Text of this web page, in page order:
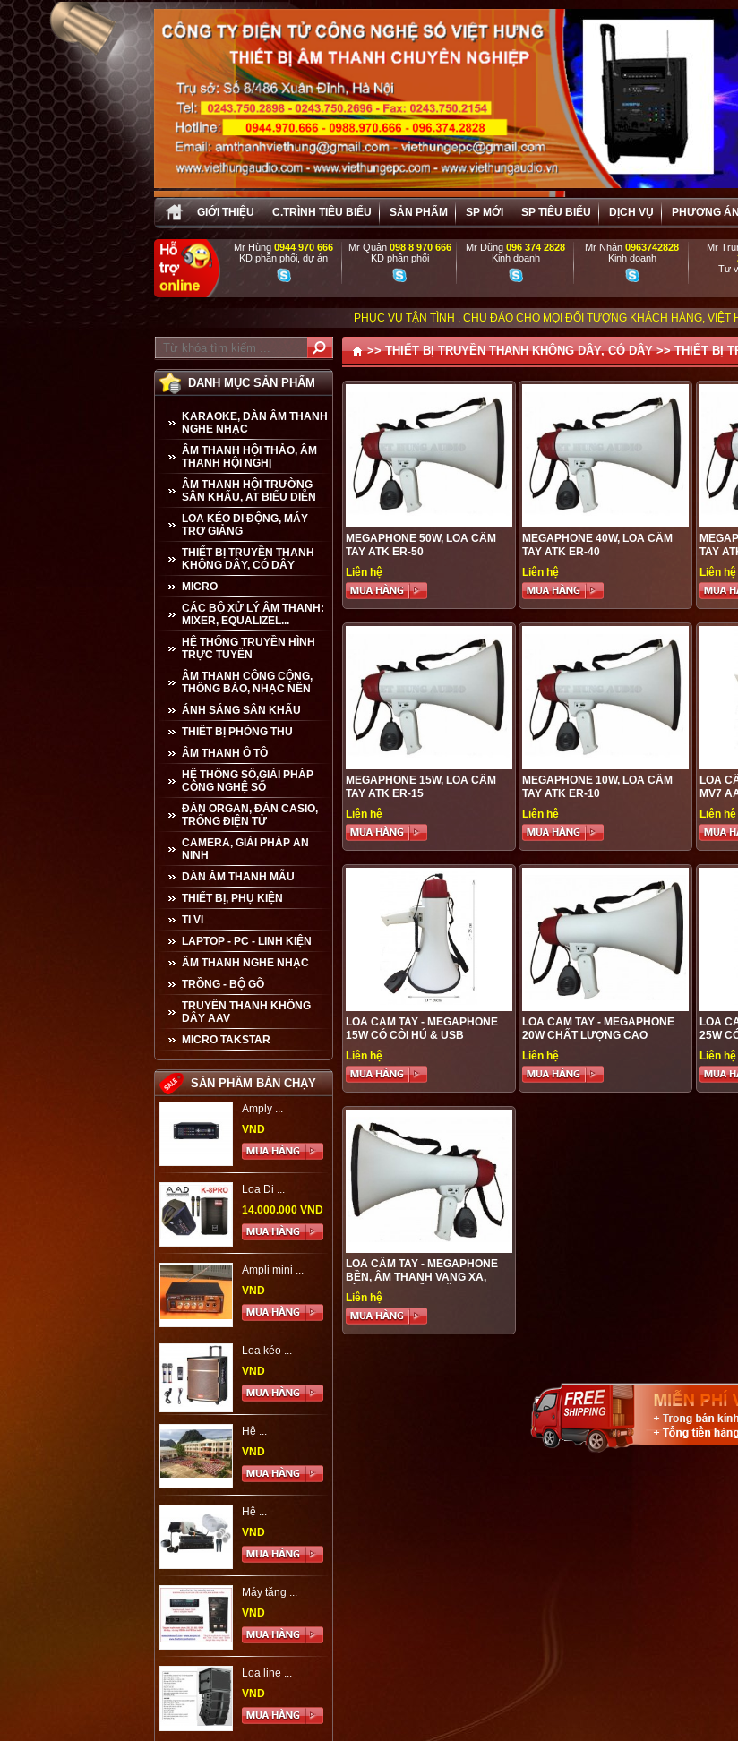
GIỚI THIỆU C.TRÌNH TIÊU BIỂU SẢN PHẨM SP MỚI SP TIÊU BIỂU DỊCH VỤ PHƯƠNG
Mr Hùng0944 970 666
KD phân phối, dự án
Mr Quân 098 8 970 666
KD phân phối
Mr Dũng096 374 2828
Kinh doanh
Mr Nhân0963742828
Kinh doanh
Mr
Tư
PHỤC VỤ TẬN TÌNH , CHU ĐÁO CHO MỌI ĐỐI TƯỢNG KHÁCH HÀNG, VIỆT HƯNG ĐẶC
DANH MỤC SẢN PHẨM
KARAOKE, DÀN ÂM THANH
NGHE NHẠC
ÂM THANH HỘI THẢO, ÂM
THANH HỘI NGHỊ
ÂM THANH HỘI TRƯỜNG
SÂN KHẤU, AT BIỂU DIỄN
LOA KÉO DI ĐỘNG, MÁY
TRỢ GIẢNG
THIẾT BỊ TRUYỀN THANH
KHÔNG DÂY, CÓ DÂY
MICRO
CÁC BỘ XỬ LÝ ÂM THANH:
MIXER, EQUALIZEL...
HỆ THỐNG TRUYỀN HÌNH
TRỰC TUYẾN
ÂM THANH CÔNG CỘNG,
THÔNG BÁO, NHẠC NỀN
ÁNH SÁNG SÂN KHẤU
THIẾT BỊ PHÒNG THU
ÂM THANH Ô TÔ
HỆ THỐNG SỐ,GIẢI PHÁP
CÔNG NGHỆ SỐ
ĐÀN ORGAN, ĐÀN CASIO,
TRỐNG ĐIỆN TỬ
CAMERA, GIẢI PHÁP AN
NINH
DÀN ÂM THANH MẪU
THIẾT BỊ, PHỤ KIỆN
TI VI
LAPTOP - PC - LINH KIỆN
ÂM THANH NGHE NHẠC
TRỒNG - BỘ GÕ
TRUYỀN THANH KHÔNG
DÂY AAV
MICRO TAKSTAR
SẢN PHẨM BÁN CHẠY
Amply ...
VND
Loa Di ...
14.000.000 VND
Ampli mini ...
VND
Loa kéo ...
VND
Hệ ...
VND
Hệ ...
VND
Máy tăng ...
VND
Loa line ...
VND
>>THIẾT BỊ TRUYỀN THANH KHÔNG DÂY, CÓ DÂY>>THIẾT BỊ
MEGAPHONE 50W, LOA CẦM
TAY ATK ER-50
Liên hệ
MEGAPHONE 40W, LOA CẦM
TAY ATK ER-40
Liên hệ
TAY
Liên hệ
MEGAPHONE 15W, LOA CẦM
TAY ATK ER-15
Liên hệ
MEGAPHONE 10W, LOA CẦM
TAY ATK ER-10
Liên hệ
LOA
MV7
Liên hệ
LOA CẦM TAY - MEGAPHONE
15W CÓ CÒI HÚ & USB
Liên hệ
LOA CẦM TAY - MEGAPHONE
20W CHẤT LƯỢNG CAO
Liên hệ
LOA
25W
Liên hệ
LOA CẦM TAY - MEGAPHONE
BỀN, ÂM THANH VANG XA,
TÍCH HỢP NHIỀU NĂNG
Liên hệ